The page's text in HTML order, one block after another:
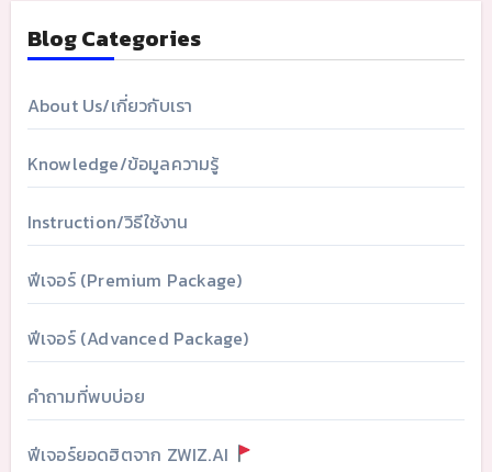
Blog Categories
About Us/เกี่ยวกับเรา
Knowledge/ข้อมูลความรู้
Instruction/วิธีใช้งาน
ฟีเจอร์ (Premium Package)
ฟีเจอร์ (Advanced Package)
คำถามที่พบบ่อย
ฟีเจอร์ยอดฮิตจาก ZWIZ.AI